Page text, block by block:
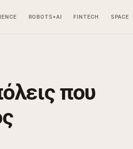
ROBOTS+AI FINTECH SPACE
που